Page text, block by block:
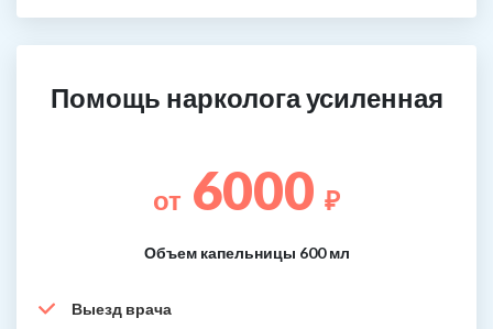
Помощь нарколога усиленная
от 6000 ₽
Объем капельницы 600 мл
Выезд врача